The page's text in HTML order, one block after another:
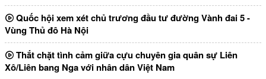
Quốc hội xem xét chủ trương đầu tư đường Vành đai 5 -
Vùng Thủ đô Hà Nội
Thắt chặt tình cảm giữa cựu chuyên gia quân sự Liên
Xô/Liên bang Nga với nhân dân Việt Nam